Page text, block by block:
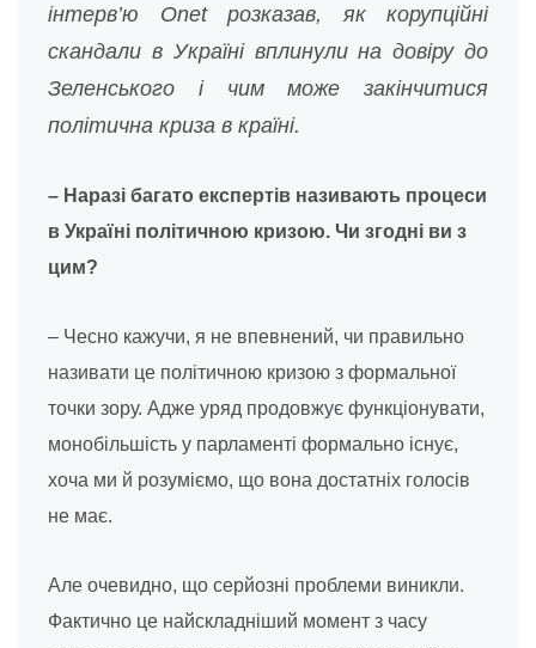
інтерв’ю Onet розказав, як корупційні
скандали в Україні вплинули на довіру до
Зеленського і чим може закінчитися
політична криза в країні.
– Наразі багато експертів називають процеси
в Україні політичною кризою. Чи згодні ви з
цим?
– Чесно кажучи, я не впевнений, чи правильно
називати це політичною кризою з формальної
точки зору. Адже уряд продовжує функціонувати,
монобільшість у парламенті формально існує,
хоча ми й розуміємо, що вона достатніх голосів
не має.
Але очевидно, що серйозні проблеми виникли.
Фактично це найскладніший момент з часу